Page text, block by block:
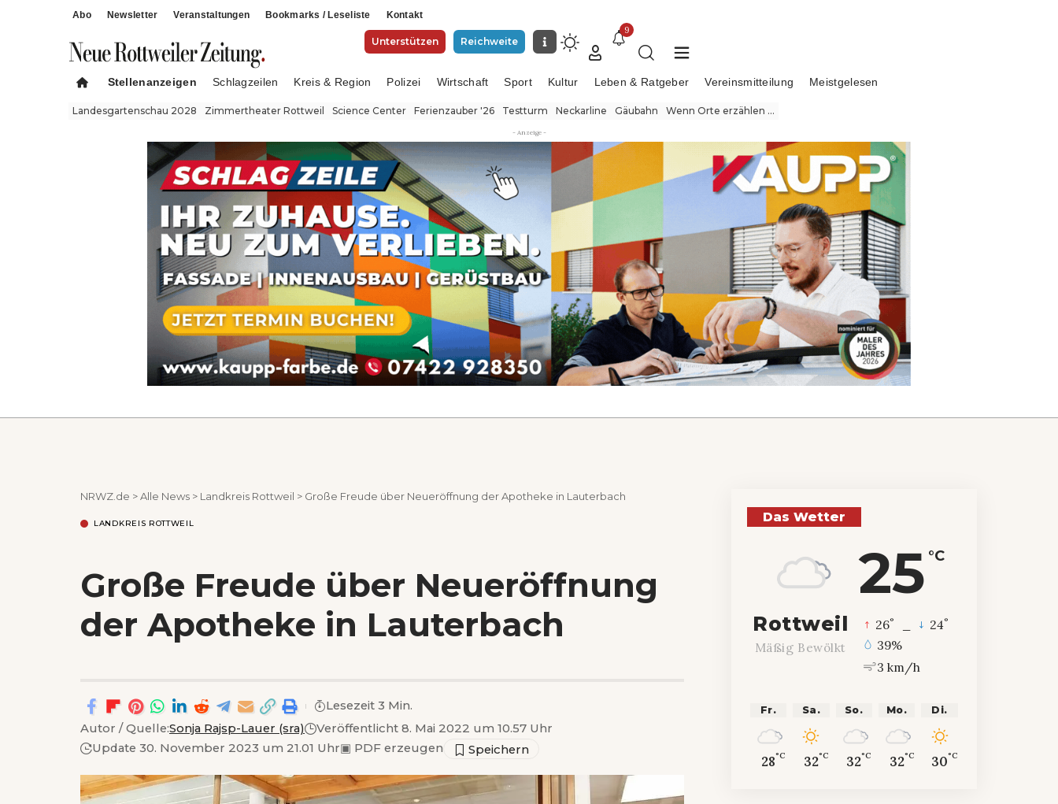
Abo Newsletter Veranstaltungen Bookmarks / Leseliste Kontakt
Unterstützen Reichweite
9
Stellenanzeigen Schlagzeilen Kreis & Region Polizei Wirtschaft Sport Kultur Leben & Ratgeber Vereinsmitteilung Meistgelesen
Landesgartenschau 2028 Zimmertheater Rottweil Science Center Ferienzauber '26 Testturm Neckarline Gäubahn Wenn Orte erzählen ...
- Anzeige -
NRWZ.de >Alle News > Landkreis Rottweil > Große Freude über Neueröffnung der Apotheke in Lauterbach
LANDKREIS ROTTWEIL
Große Freude über Neueröffnung
der Apotheke in Lauterbach
Autor / Quelle:Sonja Rajsp-Lauer (sra)
Veröffentlicht 8. Mai 2022 um 10.57 Uhr
Update 30. November 2023 um 21.01 Uhr▣ PDF erzeugen
Lesezeit 3 Min.
Das Wetter
25 °C
Rottweil
Mäßig Bewölkt
26° 24°
39%
3 km/h
Fr.
28°C
Sa.
32°C
So.
32°C
Mo.
32°C
Di.
30°C